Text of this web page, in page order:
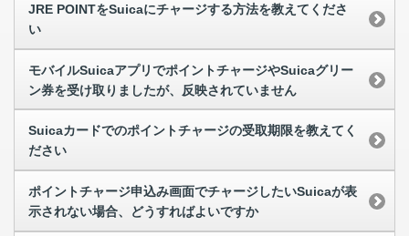
JRE POINTをSuicaにチャージする方法を教えてくださ
い
モバイルSuicaアプリでポイントチャージやSuicaグリー
ン券を受け取りましたが、反映されていません
Suicaカードでのポイントチャージの受取期限を教えてく
ださい
ポイントチャージ申込み画面でチャージしたいSuicaが表
示されない場合、どうすればよいですか